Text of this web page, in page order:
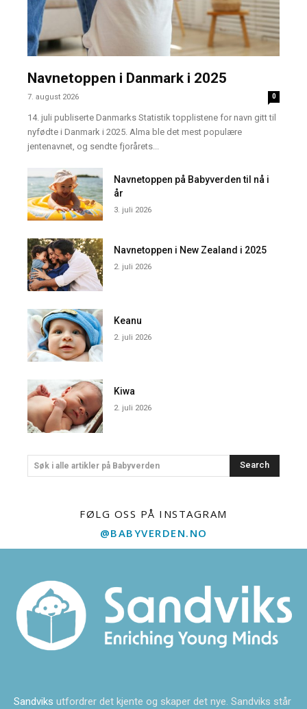
Navnetoppen i Danmark i 2025
7. august 2026 0
14. juli publiserte Danmarks Statistik topplistene for navn gitt til
nyfødte i Danmark i 2025. Alma ble det mest populære
jentenavnet, og sendte fjorårets...
Navnetoppen på Babyverden til nå i
år
3. juli 2026
Navnetoppen i New Zealand i 2025
2. juli 2026
Keanu
2. juli 2026
Kiwa
2. juli 2026
Søk i alle artikler på Babyverden Search
FØLG OSS PÅ INSTAGRAM
@BABYVERDEN.NO
Sandviks utfordrer det kjente og skaper det nye. Sandviks står